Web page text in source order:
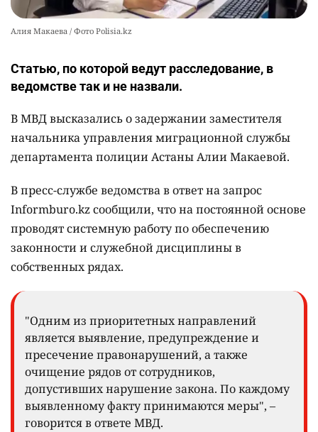
Алия Макаева / Фото Polisia.kz
Статью, по которой ведут расследование, в
ведомстве так и не назвали.
В МВД высказались о задержании заместителя
начальника управления миграционной службы
департамента полиции Астаны Алии Макаевой.
В пресс-службе ведомства в ответ на запрос
Informburo.kz сообщили, что на постоянной основе
проводят системную работу по обеспечению
законности и служебной дисциплины в
собственных рядах.
"Одним из приоритетных направлений
является выявление, предупреждение и
пресечение правонарушений, а также
очищение рядов от сотрудников,
допустивших нарушение закона. По каждому
выявленному факту принимаются меры", –
говорится в ответе МВД.